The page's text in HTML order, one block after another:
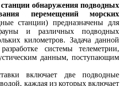
обнаружения подводных
перемещений морских
станции) предназначены для
и различных подводных
километров. Задача данной
системы телеметрии,
данным, поступающим
включает две подводные
каждая из которых включает